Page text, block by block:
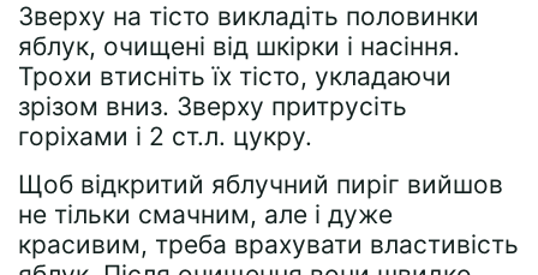
Зверху на тісто викладіть половинки
яблук, очищені від шкірки і насіння.
Трохи втисніть їх тісто, укладаючи
зрізом вниз. Зверху притрусіть
горіхами і 2 ст.л. цукру.
Щоб відкритий яблучний пиріг вийшов
не тільки смачним, але і дуже
красивим, треба врахувати властивість